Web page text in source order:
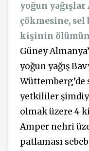
yoğun yağışlar
çökmesine, sel
kişinin
Güney
yoğun yağış
Wüttemberg’de
yetkililer
olmak üzere 4
Amper nehri
patlaması